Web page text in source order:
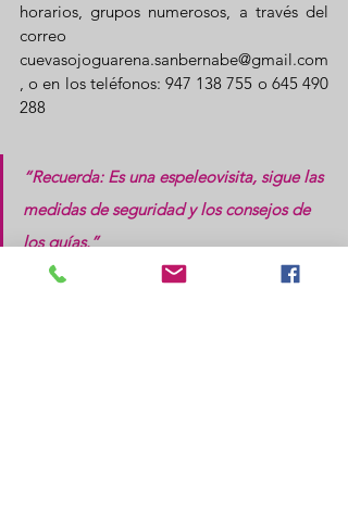
horarios, grupos numerosos, a través del
correo
cuevasojoguarena.sanbernabe@gmail.com
, o en los teléfonos: 947 138 755 o 645 490
288
“Recuerda: Es una espeleovisita, sigue las
medidas de seguridad y los consejos de
los guías.”